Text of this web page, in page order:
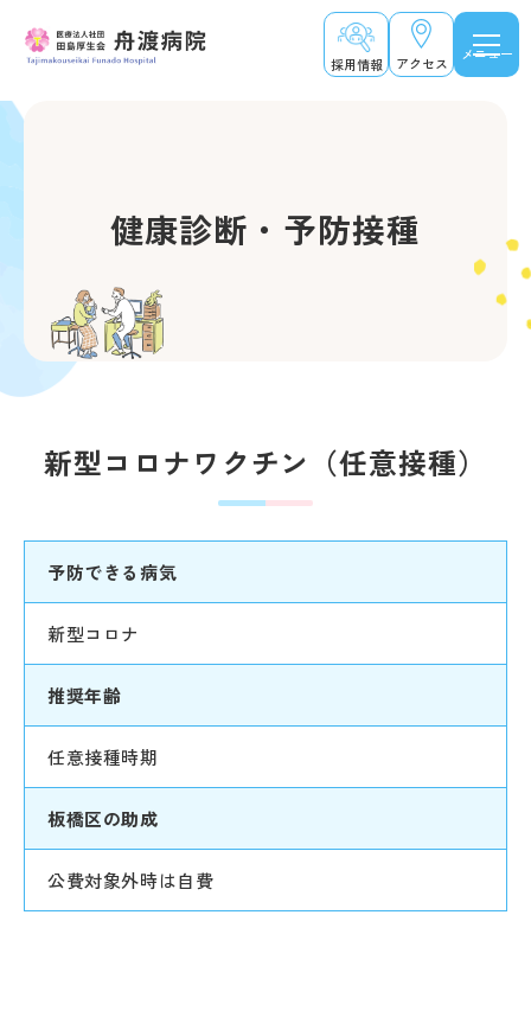
採用情報 アクセス メニュー
健康診断・予防接種
新型コロナワクチン（任意接種）
予防できる病気
新型コロナ
推奨年齢
任意接種時期
板橋区の助成
公費対象外時は自費